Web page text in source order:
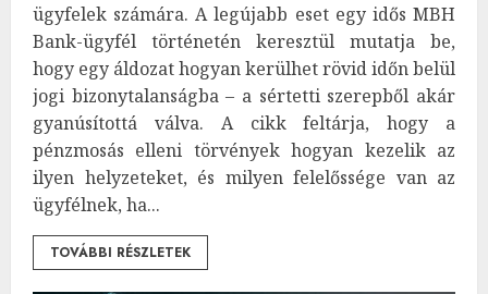
ügyfelek számára. A legújabb eset egy idős MBH
Bank-ügyfél történetén keresztül mutatja be,
hogy egy áldozat hogyan kerülhet rövid időn belül
jogi bizonytalanságba – a sértetti szerepből akár
gyanúsítottá válva. A cikk feltárja, hogy a
pénzmosás elleni törvények hogyan kezelik az
ilyen helyzeteket, és milyen felelőssége van az
ügyfélnek, ha...
TOVÁBBI RÉSZLETEK